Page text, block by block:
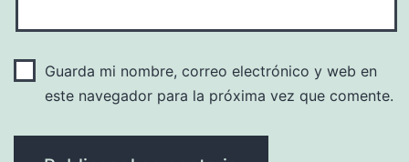
Guarda mi nombre, correo electrónico y web en
este navegador para la próxima vez que comente.